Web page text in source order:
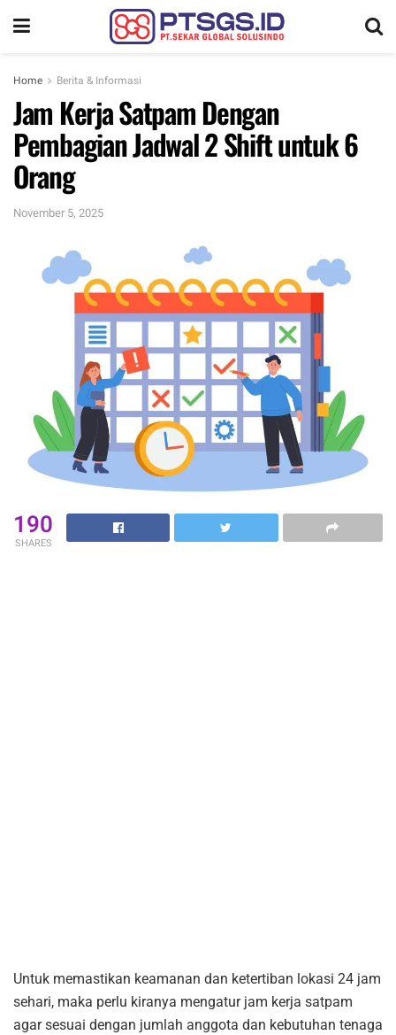
Home Berita & Informasi
Jam Kerja Satpam Dengan
Pembagian Jadwal 2 Shift untuk 6
Orang
November 5, 2025
190
SHARES
Untuk memastikan keamanan dan ketertiban lokasi 24 jam
sehari, maka perlu kiranya mengatur jam kerja satpam
agar sesuai dengan jumlah anggota dan kebutuhan tenaga